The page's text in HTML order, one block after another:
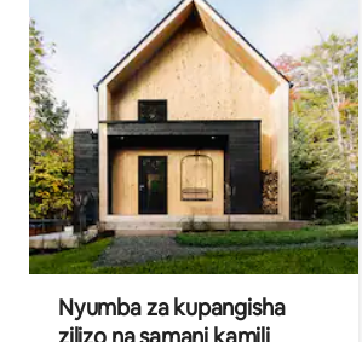
Nyumba za kupangisha